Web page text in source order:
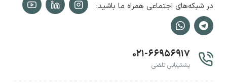
در شبکه‌های اجتماعی همراه ما باشید:
۰۲۱-۶۶۹۵۶۹۱۷
پشتیبانی تلفنی